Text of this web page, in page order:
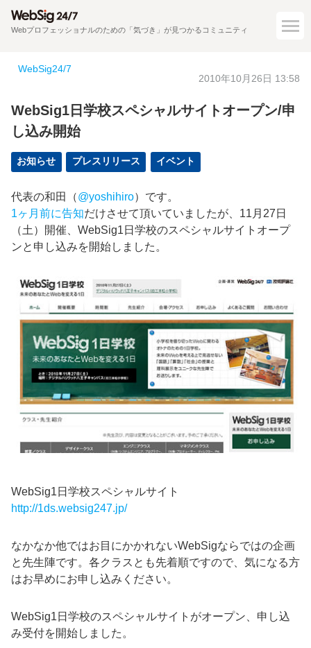
Webプロフェッショナルのための「気づき」が見つかるコミュニティ
WebSig24/7
2010年10月26日 13:58
WebSig1日学校スペシャルサイトオープン/申
し込み開始
お知らせ プレスリリース イベント
代表の和田（@yoshihiro）です。
1ヶ月前に告知だけさせて頂いていましたが、11月27日
（土）開催、WebSig1日学校のスペシャルサイトオープ
ンと申し込みを開始しました。
WebSig1日学校スペシャルサイト
http://1ds.websig247.jp/
なかなか他ではお目にかかれないWebSigならではの企画
と先生陣です。各クラスとも先着順ですので、気になる方
はお早めにお申し込みください。
WebSig1日学校のスペシャルサイトがオープン、申し込
み受付を開始しました。